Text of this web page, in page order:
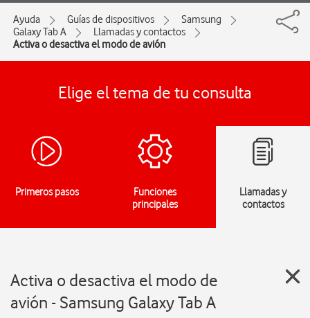
Ayuda Guías de dispositivos
Samsung
Galaxy Tab A
Llamadas y contactos
Activa o desactiva el modo de avión
Elige el tema de tu consulta
Primeros pasos
Funciones
principales
Llamadas y
contactos
Activa o desactiva el modo de
avión - Samsung Galaxy Tab A